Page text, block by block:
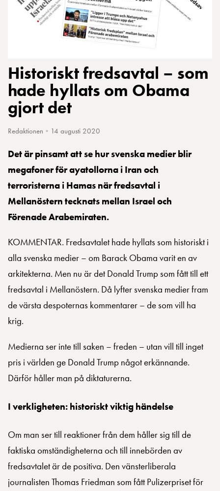
Historiskt fredsavtal – som
hade hyllats om Obama
gjort det
Redaktionen • 14 augusti 2020
Det är pinsamt att se hur svenska medier blir
megafoner för ayatollorna i Iran och
terroristerna i Hamas när fredsavtal i
Mellanöstern tecknats mellan Israel och
Förenade Arabemiraten.
KOMMENTAR. Fredsavtalet hade hyllats som historiskt i
alla svenska medier – om Barack Obama varit en av
arkitekterna. Men nu är det Donald Trump som fått till ett
fredsavtal i Mellanöstern. Då lyfter svenska medier fram
de värsta despoternas kommentarer – de som vill ha
krig.
Medierna ser inte till saken – freden – utan vill till inget
pris i världen ge Donald Trump något erkännande.
Därför håller man på diktaturerna.
I verkligheten: historiskt viktig händelse
Om man ser till reaktioner från dem håller sig till de
faktiska omständigheterna och till innebörden av
fredsavtalet är de positiva. Den vänsterliberala
journalisten Thomas Friedman som fått Pulizerpriset för